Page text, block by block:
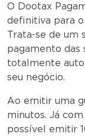
O Dootax
definitiva para
Trata-se de um
pagamento das
totalmente
seu negócio.
Ao emitir uma
minutos. Já
possível emitir